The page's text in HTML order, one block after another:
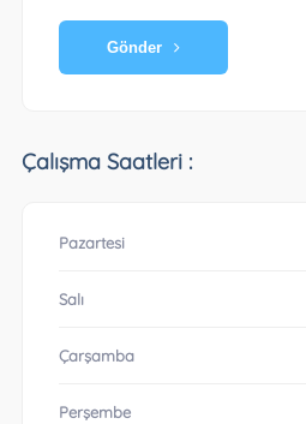
Gönder
Çalışma Saatleri :
Pazartesi
Salı
Çarşamba
Perşembe